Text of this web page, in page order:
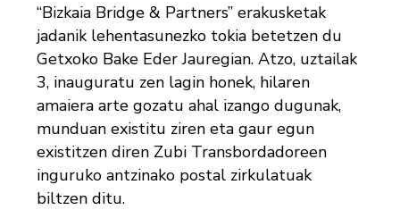
“Bizkaia Bridge & Partners” erakusketak
jadanik lehentasunezko tokia betetzen du
Getxoko Bake Eder Jauregian. Atzo, uztailak
3, inauguratu zen lagin honek, hilaren
amaiera arte gozatu ahal izango dugunak,
munduan existitu ziren eta gaur egun
existitzen diren Zubi Transbordadoreen
inguruko antzinako postal zirkulatuak
biltzen ditu.